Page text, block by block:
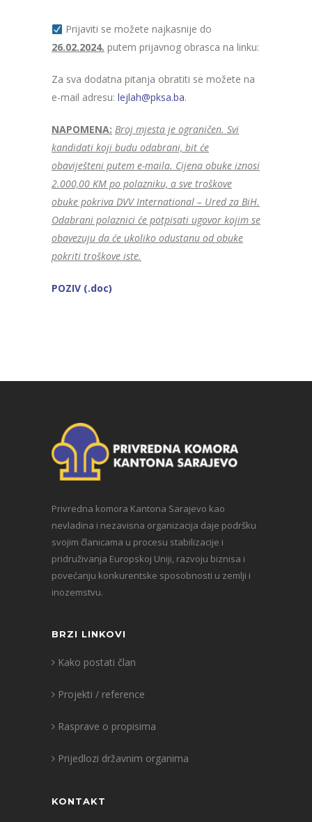
Prijaviti se možete najkasnije do
26.02.2024. putem prijavnog obrasca na linku:
Za sva dodatna pitanja obratiti se možete na
e-mail adresu: lejlah@pksa.ba.
NAPOMENA: Broj mjesta je ograničen. Svi
kandidati koji budu odabrani, bit će
obaviješteni putem e-maila. Cijena obuke iznosi
2.000,00 KM po polazniku, a sve troškove
obuke pokriva DVV International – Ured za BiH.
Odabrani polaznici će potpisati ugovor kojim se
obavezuju da će ukoliko odustanu od obuke
pokriti troškove iste.
POZIV (.doc)
Privredna komora Kantona Sarajevo kao
nevladina i nezavisna organizacija daje podršku
svojim članicama u procesu stabilizacije i
pridruživanja Europskoj Uniji, razvoju biznisa i
povećanju konkurentske sposobnosti u zemlji i
inozemstvu.
BRZI LINKOVI
Kako postati član
Projekti / reference
Rasprave o propisima
Prijedlozi državnim organima
KONTAKT